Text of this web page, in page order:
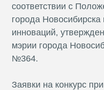
соответствии с
города
инноваций,
мэрии города
№364.
Заявки на конкурс